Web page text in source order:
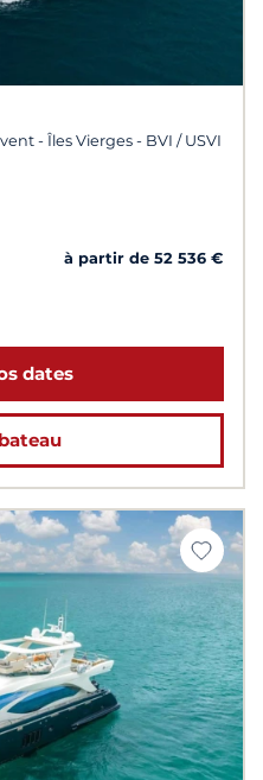
- Îles Vierges - BVI / USVI
à partir de 52 536 €
dates